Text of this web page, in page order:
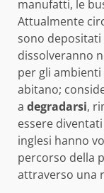
manufatti, le
Attualmente
sono depositati
dissolveranno
per gli
abitano;
a degradarsi,
essere diventati
inglesi hanno
percorso della
attraverso una